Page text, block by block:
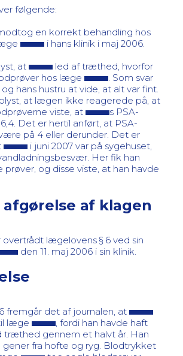
følgende:
en korrekt behandling hos
i hans klinik i maj 2006.
at
led af træthed, hvorfor
hos læge
. Som svar
hans hustru at vide, at alt var fint.
at lægen ikke reagerede på, at
viste, at
s PSA-
Det er hertil anført, at PSA-
på 4 eller derunder. Det er
i juni 2007 var på sygehuset,
Her fik han
og disse viste, at han havde
af klagen
overtrådt lægelovens § 6 ved sin
den 11. maj 2006 i sin klinik.
fremgår det af journalen, at
læge
, fordi han havde haft
træthed gennem et halvt år. Han
gener fra hofte og ryg. Blodtrykket